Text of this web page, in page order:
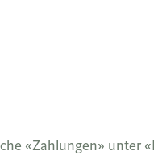
«Zahlungen» unter